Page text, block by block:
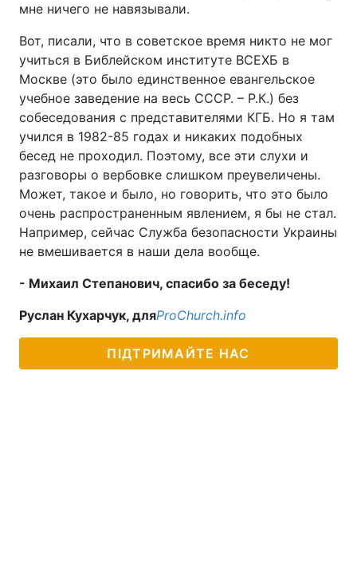
мне ничего не навязывали.
Вот, писали, что в советское время никто не мог
учиться в Библейском институте ВСЕХБ в
Москве (это было единственное евангельское
учебное заведение на весь СССР. – Р.К.) без
собеседования с представителями КГБ. Но я там
учился в 1982-85 годах и никаких подобных
бесед не проходил. Поэтому, все эти слухи и
разговоры о вербовке слишком преувеличены.
Может, такое и было, но говорить, что это было
очень распространенным явлением, я бы не стал.
Например, сейчас Служба безопасности Украины
не вмешивается в наши дела вообще.
- Михаил Степанович, спасибо за беседу!
Руслан Кухарчук, дляProChurch.info
ПІДТРИМАЙТЕ НАС